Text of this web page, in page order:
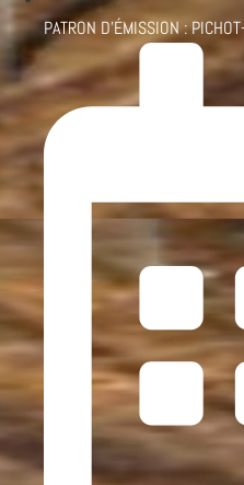
PATRON D'ÉMISSION :